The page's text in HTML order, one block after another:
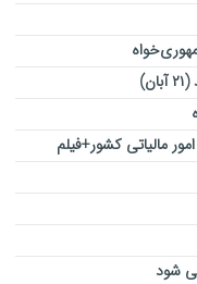
شود